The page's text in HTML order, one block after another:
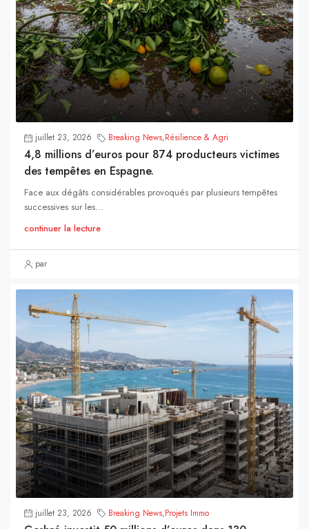
juillet 23, 2026 Breaking News,Résilience & Agri
4,8 millions d’euros pour 874 producteurs victimes
des tempêtes en Espagne.
Face aux dégâts considérables provoqués par plusieurs tempêtes
successives sur les...
continuer la lecture
par
juillet 23, 2026 Breaking News,Projets Immo